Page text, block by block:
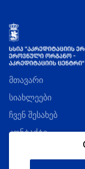
მთავარი
სიახლეები
ჩვენ შესახებ
კონტაქტი